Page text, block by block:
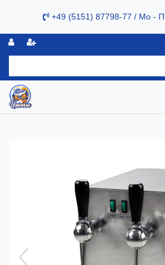
+49 (5151) 87798-77 / Mo -